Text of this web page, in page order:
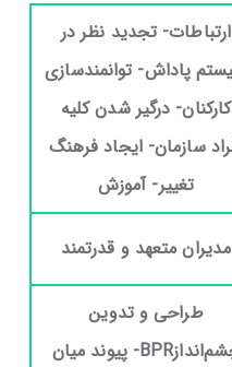
ارتباطات- تجدید نظر در
پاداش- توانمندسازی
کارکنان- درگیر شدن کلیه
سازمان- ایجاد فرهنگ
تغییر- آموزش
مدیران متعهد و قدرتمند
طراحی و تدوین
چشم‌اندازBPR- پیوند میان